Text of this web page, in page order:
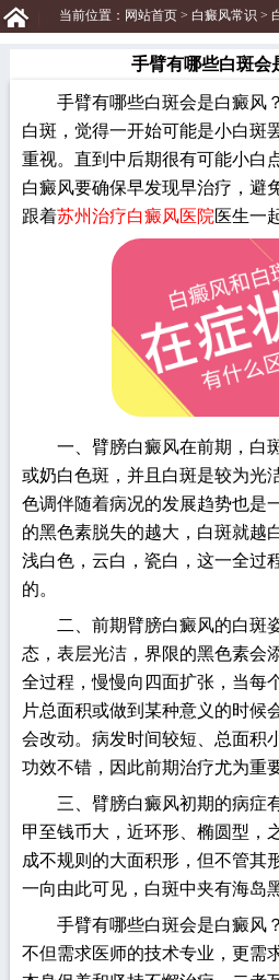
当前位置： 网站首页> 白癜风常识 >
手臂有哪些白斑会
手臂有哪些白斑会是白癜风
白斑，觉得一开始可能是小白斑
重视。直到中后期很有可能小白
白癜风要确保早发现早治疗，避
跟着苏州治疗白癜风医院医生一
一、臂膀白癜风在前期，白
或奶白色斑，并且白斑是较为光
色调伴随着病况的发展趋势也是
的黑色素脱失的越大，白斑就越
浅白色，云白，瓷白，这一全过
的。
二、前期臂膀白癜风的白斑
态，表层光洁，界限的黑色素会
全过程，慢慢向四面扩张，当每
片总面积或做到某种意义的时候
会改动。病发时间较短、总面积
功效不错，因此前期治疗尤为重要
三、臂膀白癜风初期的病症
甲至钱币大，近环形、椭圆型，
成不规则的大面积形，但不管其
一向由此可见，白斑中夹有海岛
手臂有哪些白斑会是白癜风
不但需求医师的技术专业，更需